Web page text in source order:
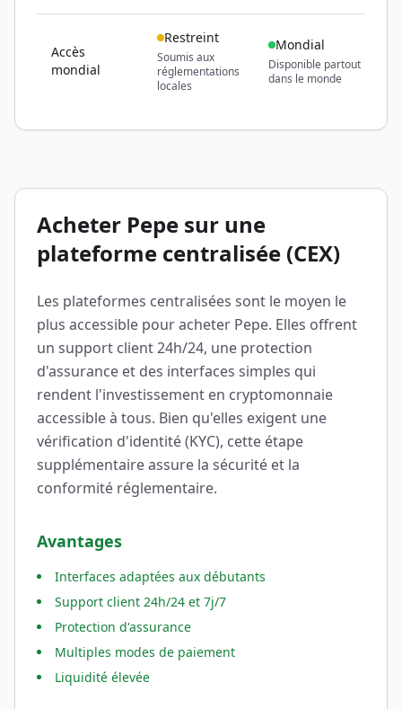
Accès
mondial
Restreint
Soumis aux
réglementations
locales
Mondial
Disponible partout
dans le monde
Acheter Pepe sur une
plateforme centralisée (CEX)
Les plateformes centralisées sont le moyen le
plus accessible pour acheter Pepe. Elles offrent
un support client 24h/24, une protection
d'assurance et des interfaces simples qui
rendent l'investissement en cryptomonnaie
accessible à tous. Bien qu'elles exigent une
vérification d'identité (KYC), cette étape
supplémentaire assure la sécurité et la
conformité réglementaire.
Avantages
Interfaces adaptées aux débutants
Support client 24h/24 et 7j/7
Protection d'assurance
Multiples modes de paiement
Liquidité élevée